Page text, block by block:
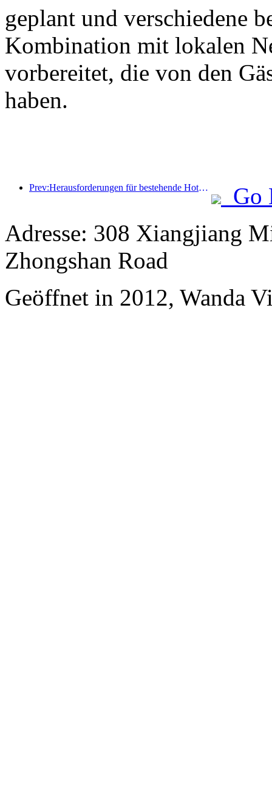
geplant und verschiedene
Kombination mit lokalen
vorbereitet, die von den
haben.
Prev:Herausforderungen für bestehende Hotels im 2.0-Zeitalter: Modernisierung ist der Kern, das ist die wahre Wertinnovation
Go
Adresse: 308 Xiangjiang
Zhongshan Road
Geöffnet in 2012, Wanda